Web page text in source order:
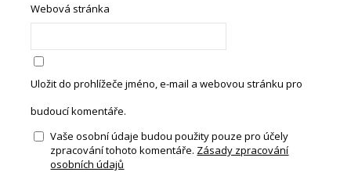
Webová stránka
Uložit do prohlížeče jméno, e-mail a webovou stránku pro
budoucí komentáře.
Vaše osobní údaje budou použity pouze pro účely
zpracování tohoto komentáře. Zásady zpracování
osobních údajů